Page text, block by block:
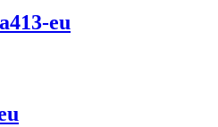
eu